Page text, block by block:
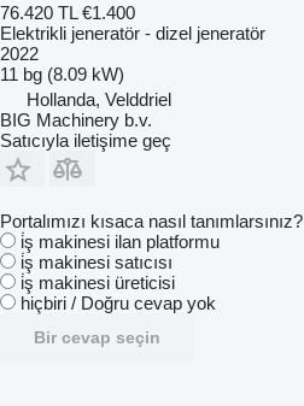
76.420 TL €1.400
Elektrikli jeneratör - dizel jeneratör
2022
11 bg (8.09 kW)
Hollanda, Velddriel
BIG Machinery b.v.
Satıcıyla iletişime geç
Portalımızı kısaca nasıl tanımlarsınız?
i̇ş makinesi ilan platformu
i̇ş makinesi satıcısı
i̇ş makinesi üreticisi
hiçbiri / Doğru cevap yok
Bir cevap seçin